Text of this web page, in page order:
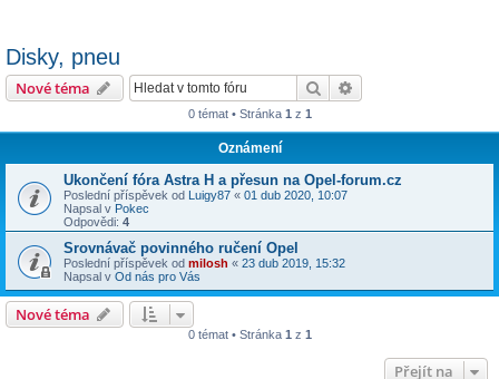
Disky, pneu
Nové téma Hledat
0 témat • Stránka 1 z 1
Oznámení
Ukončení fóra Astra H a přesun na Opel-forum.cz
Poslední příspěvek od Luigy87 « 01 dub 2020, 10:07
Napsal v Pokec
Odpovědi: 4
Srovnávač povinného ručení Opel
Poslední příspěvek od milosh « 23 dub 2019, 15:32
Napsal v Od nás pro Vás
Nové téma
0 témat • Stránka 1 z 1
Přejít na